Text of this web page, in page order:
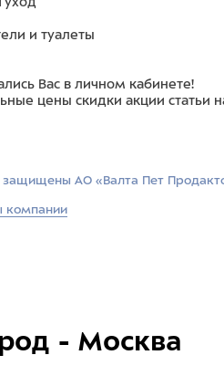
и туалеты
Вас в личном кабинете!
цены скидки акции статьи
защищены АО «Валта Пет
компании
- Москва